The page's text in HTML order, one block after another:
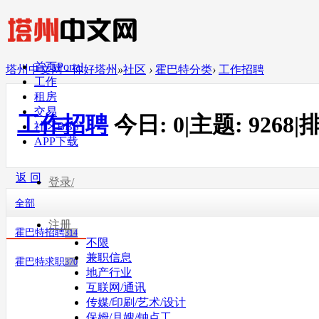
首页Portal
工作
租房
交易
社区BBS
APP下载
登录/
注册
塔州中文网 - 你好塔州 »社区 › 霍巴特分类› 工作招聘
工作招聘 今日: 0|主题: 9268|
返 回
全部
霍巴特招聘314
霍巴特求职370
不限
兼职信息
地产行业
互联网/通讯
传媒/印刷/艺术/设计